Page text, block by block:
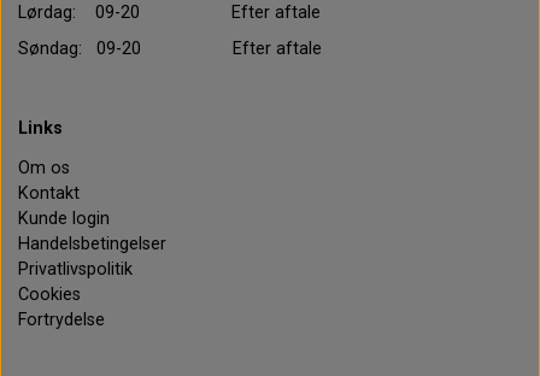
Lørdag: 09-20 Efter aftale
Søndag: 09-20 Efter aftale
Links
Om os
Kontakt
Kunde login
Handelsbetingelser
Privatlivspolitik
Cookies
Fortrydelse